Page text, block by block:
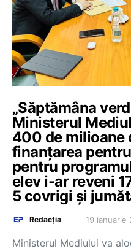
„Săptămâna
Ministerul
400 de milioane
finanțarea
pentru
elev i-ar reveni
5 covrigi și
Redacția 19 ianuarie
Ministerul Mediului va